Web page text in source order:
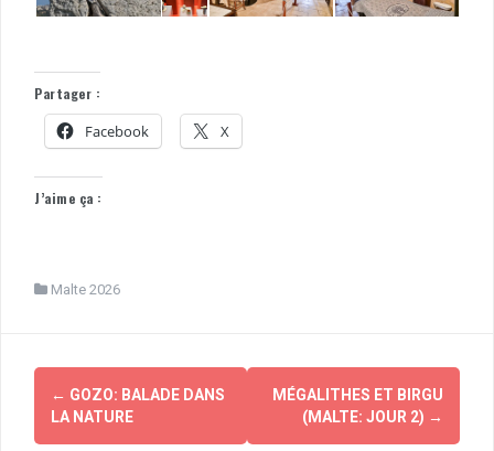
Partager :
Facebook X
J’aime ça :
Malte 2026
Navigation
d'article
← GOZO: BALADE DANS
LA NATURE
MÉGALITHES ET BIRGU
(MALTE: JOUR 2) →